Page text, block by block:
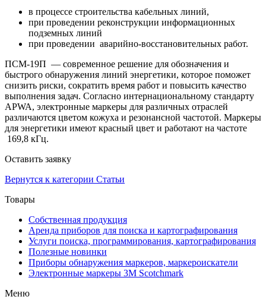
в процессе строительства кабельных линий,
при проведении реконструкции информационных
подземных линий
при проведении аварийно-восстановительных работ.
ПСМ-19П — современное решение для обозначения и
быстрого обнаружения линий энергетики, которое поможет
снизить риски, сократить время работ и повысить качество
выполнения задач. Согласно интернациональному стандарту
APWA, электронные маркеры для различных отраслей
различаются цветом кожуха и резонансной частотой. Маркеры
для энергетики имеют красный цвет и работают на частоте
169,8 кГц.
Оставить заявку
Вернутся к категории Статьи
Товары
Собственная продукция
Аренда приборов для поиска и картографирования
Услуги поиска, программирования, картографирования
Полезные новинки
Приборы обнаружения маркеров, маркероискатели
Электронные маркеры 3M Scotchmark
Меню